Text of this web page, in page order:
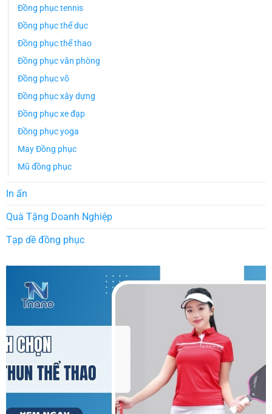
Đồng phục tennis
Đồng phục thể dục
Đồng phục thể thao
Đồng phục văn phòng
Đồng phục võ
Đồng phục xây dựng
Đồng phục xe đạp
Đồng phục yoga
May Đồng phục
Mũ đồng phục
In ấn
Quà Tặng Doanh Nghiệp
Tạp dề đồng phục